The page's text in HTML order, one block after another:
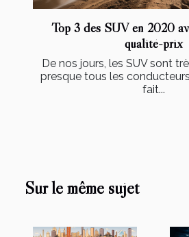
Top 3 des SUV en 2020
qualité-prix
De nos jours, les SUV sont
presque tous les
fait...
Sur le même sujet